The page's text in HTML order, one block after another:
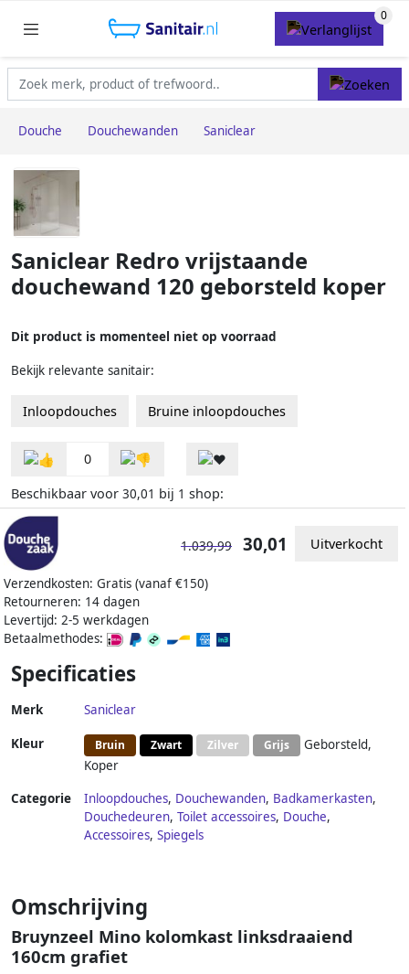
Douche Douchewanden Saniclear
Saniclear Redro vrijstaande
douchewand 120 geborsteld koper
Dit product is momenteel niet op voorraad
Bekijk relevante sanitair:
Inloopdouches Bruine inloopdouches
0
Beschikbaar voor 30,01 bij 1 shop:
Verzendkosten: Gratis (vanaf €150)
Retourneren: 14 dagen
Levertijd: 2-5 werkdagen
Betaalmethodes:
1.039,99 30,01 Uitverkocht
Specificaties
Merk Saniclear
Kleur Bruin Zwart Zilver Grijs
Geborsteld,
Koper
Categorie
Inloopdouches, Douchewanden, Badkamerkasten,
Douchedeuren, Toilet accessoires, Douche,
Accessoires, Spiegels
Omschrijving
Bruynzeel Mino kolomkast linksdraaiend
160cm grafiet